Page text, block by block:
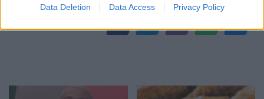
Data Deletion Data Access Privacy Policy